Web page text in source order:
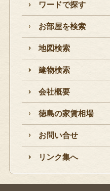
ワードで探す
お部屋を検索
地図検索
建物検索
会社概要
徳島の家賃相場
お問い合せ
リンク集へ